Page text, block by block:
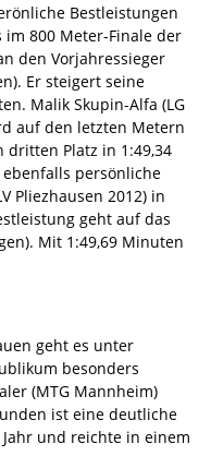
Bestleistungen
800 Meter-Finale der
den Vorjahressieger
Er steigert seine
Malik Skupin-Alfa (LG
auf den letzten Metern
dritten Platz in 1:49,34
persönliche
Pliezhausen 2012) in
geht auf das
Mit 1:49,69 Minuten
geht es unter
besonders
(MTG Mannheim)
ist eine deutliche
und reichte in einem